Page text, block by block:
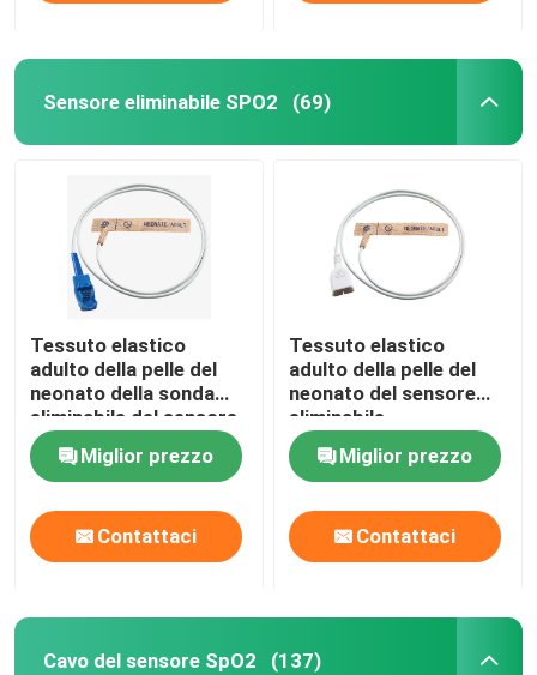
Sensore eliminabile SPO2 (69)
Tessuto elastico
adulto della pelle del
neonato della sonda
eliminabile del sensore
SpO2 di GE Oxytip
Miglior prezzo
Contattaci
Tessuto elastico
adulto della pelle del
neonato del sensore
eliminabile
dell'ossimetro di Nihon
Kohden TL-253T
Miglior prezzo
Contattaci
Cavo del sensore SpO2 (137)